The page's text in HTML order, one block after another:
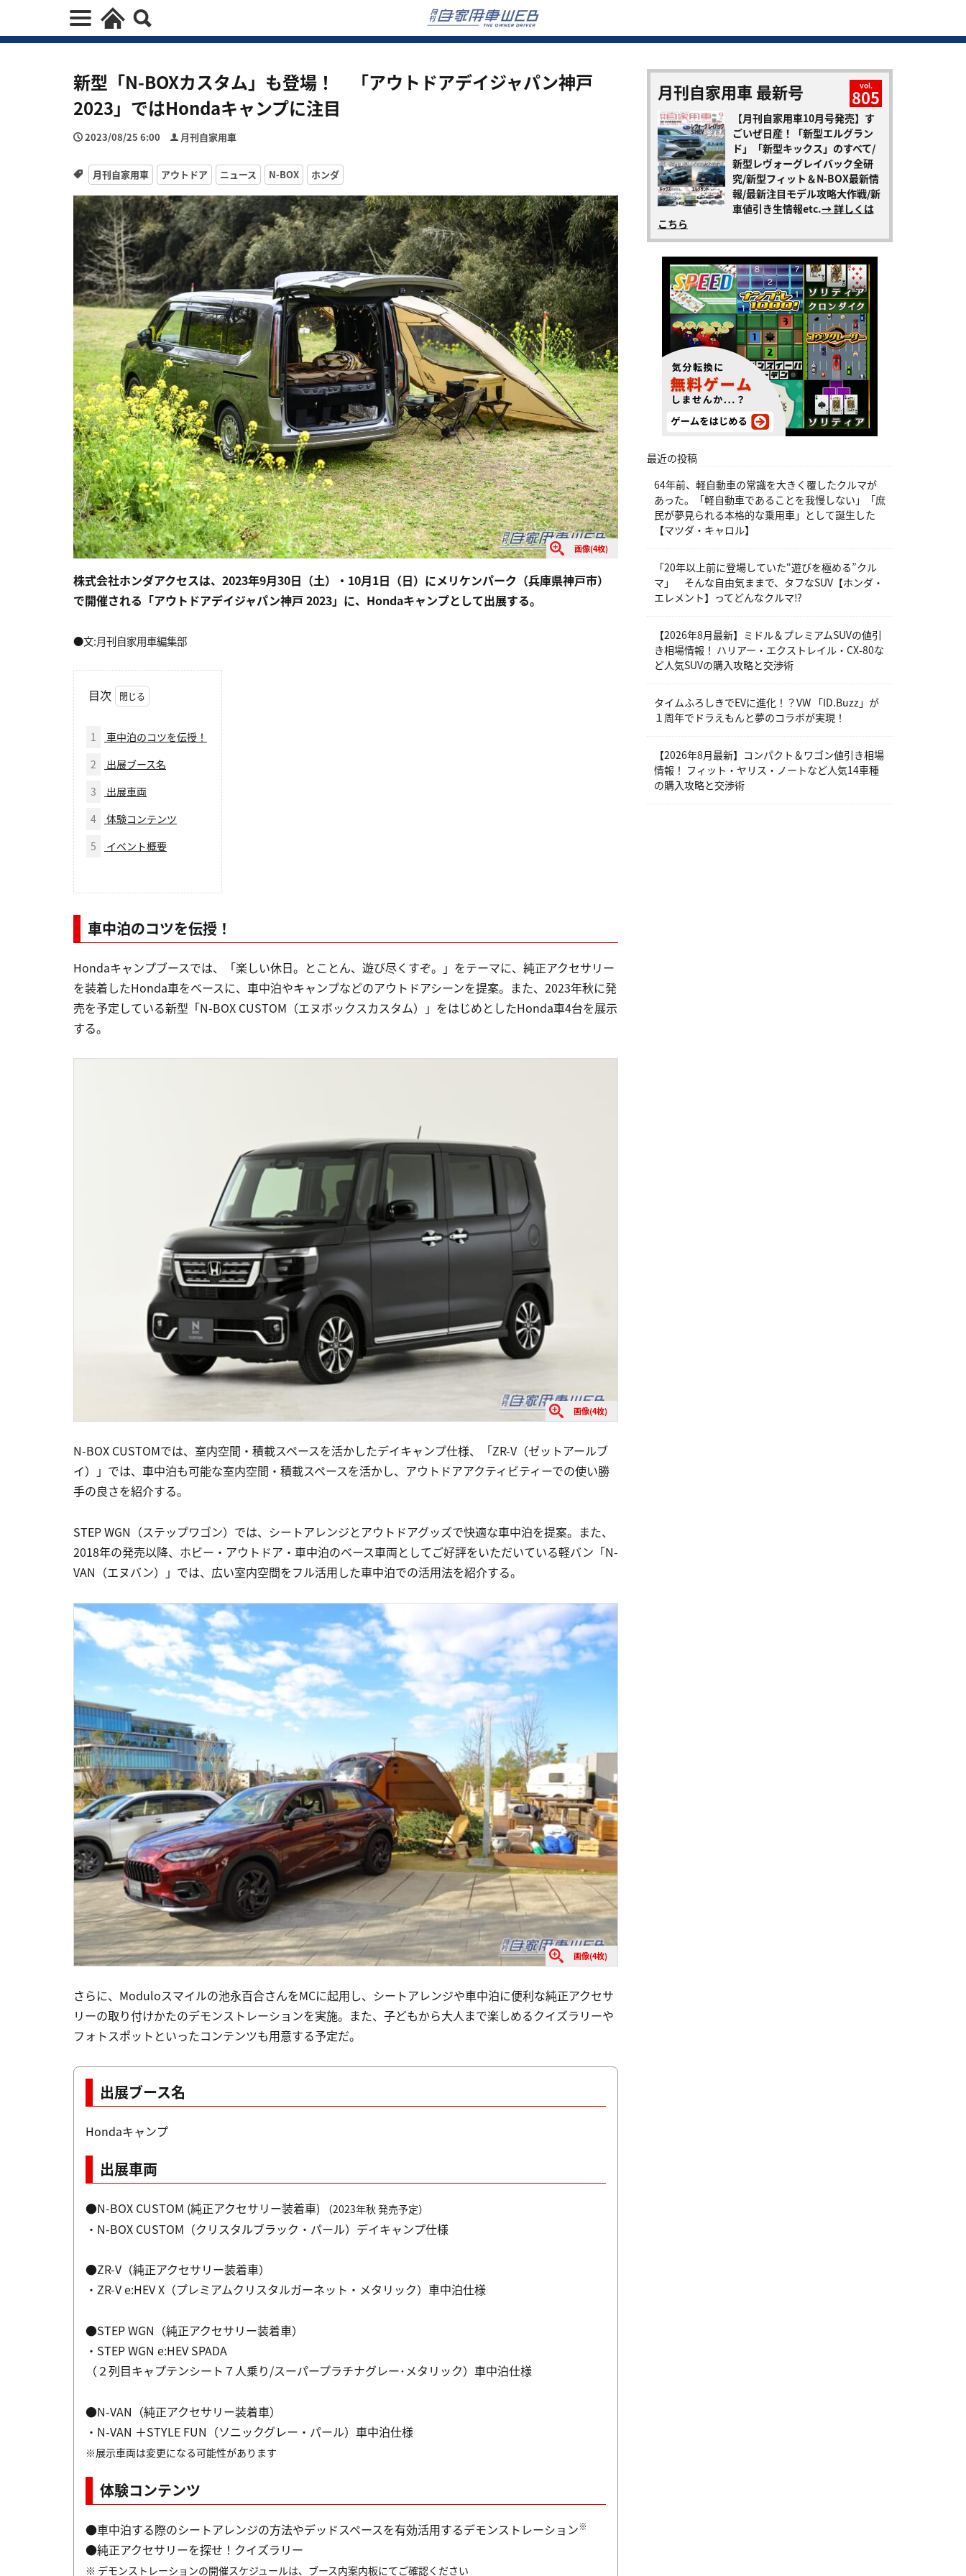
新型「N-BOXカスタム」も登場！ 「アウトドアデイジャパン神戸
2023」ではHondaキャンプに注目
2023/08/25 6:00 月刊自家用車
月刊自家用車 アウトドア ニュース N-BOX ホンダ
画像(4枚)
株式会社ホンダアクセスは、2023年9月30日（土）・10月1日（日）にメリケンパーク（兵庫県神戸市）
で開催される「アウトドアデイジャパン神戸 2023」に、Hondaキャンプとして出展する。
●文:月刊自家用車編集部
目次
1
車中泊のコツを伝授！
2
出展ブース名
3
出展車両
4
体験コンテンツ
5
イベント概要
車中泊のコツを伝授！
Hondaキャンプブースでは、「楽しい休日。とことん、遊び尽くすぞ。」をテーマに、純正アクセサリー
を装着したHonda車をベースに、車中泊やキャンプなどのアウトドアシーンを提案。また、2023年秋に発
売を予定している新型「N-BOX CUSTOM（エヌボックスカスタム）」をはじめとしたHonda車4台を展示
する。
画像(4枚)
N-BOX CUSTOMでは、室内空間・積載スペースを活かしたデイキャンプ仕様、「ZR-V（ゼットアールブ
イ）」では、車中泊も可能な室内空間・積載スペースを活かし、アウトドアアクティビティーでの使い勝
手の良さを紹介する。
STEP WGN（ステップワゴン）では、シートアレンジとアウトドアグッズで快適な車中泊を提案。また、
2018年の発売以降、ホビー・アウトドア・車中泊のベース車両としてご好評をいただいている軽バン「N-
VAN（エヌバン）」では、広い室内空間をフル活用した車中泊での活用法を紹介する。
画像(4枚)
さらに、Moduloスマイルの池永百合さんをMCに起用し、シートアレンジや車中泊に便利な純正アクセサ
リーの取り付けかたのデモンストレーションを実施。また、子どもから大人まで楽しめるクイズラリーや
フォトスポットといったコンテンツも用意する予定だ。
出展ブース名
Hondaキャンプ
出展車両
●N-BOX CUSTOM (純正アクセサリー装着車) （2023年秋 発売予定）
・N-BOX CUSTOM（クリスタルブラック・パール）デイキャンプ仕様
●ZR-V（純正アクセサリー装着車）
・ZR-V e:HEV X（プレミアムクリスタルガーネット・メタリック）車中泊仕様
●STEP WGN（純正アクセサリー装着車）
・STEP WGN e:HEV SPADA
（２列目キャプテンシート７人乗り/スーパープラチナグレー･メタリック）車中泊仕様
●N-VAN（純正アクセサリー装着車）
・N-VAN ＋STYLE FUN（ソニックグレー・パール）車中泊仕様
※展示車両は変更になる可能性があります
体験コンテンツ
●車中泊する際のシートアレンジの方法やデッドスペースを有効活用するデモンストレーション※
●純正アクセサリーを探せ！クイズラリー
※ デモンストレーションの開催スケジュールは、ブース内案内板にてご確認ください
月刊自家用車 最新号 vol.
805
【月刊自家用車10月号発売】す
ごいぜ日産！「新型エルグラン
ド」「新型キックス」のすべて/
新型レヴォーグレイバック全研
究/新型フィット＆N-BOX最新情
報/最新注目モデル攻略大作戦/新
車値引き生情報etc.→ 詳しくは
こちら
最近の投稿
64年前、軽自動車の常識を大きく覆したクルマが
あった。「軽自動車であることを我慢しない」「庶
民が夢見られる本格的な乗用車」として誕生した
【マツダ・キャロル】
「20年以上前に登場していた“遊びを極める”クル
マ」 そんな自由気ままで、タフなSUV【ホンダ・
エレメント】ってどんなクルマ⁉︎
【2026年8月最新】ミドル＆プレミアムSUVの値引
き相場情報！ ハリアー・エクストレイル・CX-80な
ど人気SUVの購入攻略と交渉術
タイムふろしきでEVに進化！？VW 「ID.Buzz」が
１周年でドラえもんと夢のコラボが実現！
【2026年8月最新】コンパクト＆ワゴン値引き相場
情報！ フィット・ヤリス・ノートなど人気14車種
の購入攻略と交渉術